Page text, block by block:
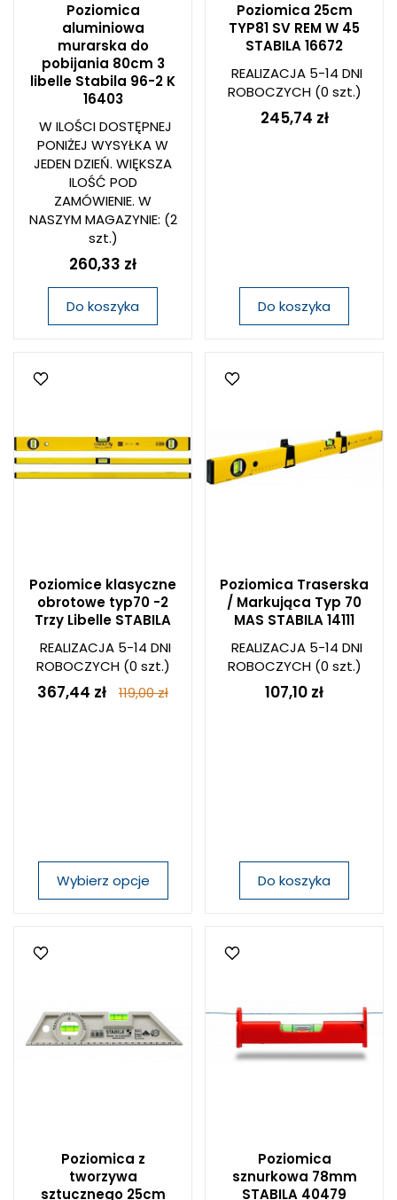
Poziomica
aluminiowa
murarska do
pobijania 80cm 3
libelle Stabila 96-2 K
16403
W ILOŚCI DOSTĘPNEJ
PONIŻEJ WYSYŁKA W
JEDEN DZIEŃ. WIĘKSZA
ILOŚĆ POD
ZAMÓWIENIE. W
NASZYM MAGAZYNIE: (2
szt.)
260,33 zł
Do koszyka
Poziomica 25cm
TYP81 SV REM W 45
STABILA 16672
REALIZACJA 5-14 DNI
ROBOCZYCH(0 szt.)
245,74 zł
Do koszyka
Poziomice klasyczne
obrotowe typ70 -2
Trzy Libelle STABILA
REALIZACJA 5-14 DNI
ROBOCZYCH(0 szt.)
367,44 zł 119,00 zł
Wybierz opcje
Poziomica Traserska
/ Markująca Typ 70
MAS STABILA 14111
REALIZACJA 5-14 DNI
ROBOCZYCH(0 szt.)
107,10 zł
Do koszyka
Poziomica z
tworzywa
sztucznego 25cm
Poziomica
sznurkowa 78mm
STABILA 40479